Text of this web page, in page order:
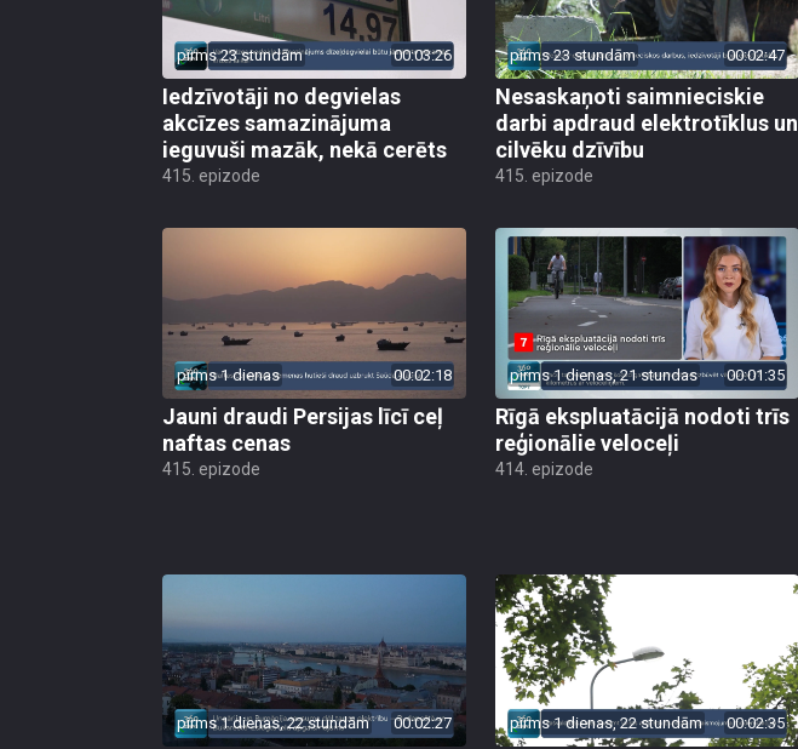
pirms 23 stundām 00:03:26
Iedzīvotāji no degvielas
akcīzes samazinājuma
ieguvuši mazāk, nekā cerēts
415. epizode
pirms 23 stundām 00:02:47
Nesaskaņoti saimnieciskie
darbi apdraud elektrotīklus un
cilvēku dzīvību
415. epizode
pirms 1 dienas 00:02:18
Jauni draudi Persijas līcī ceļ
naftas cenas
415. epizode
pirms 1 dienas, 21 stundas 00:01:35
Rīgā ekspluatācijā nodoti trīs
reģionālie veloceļi
414. epizode
pirms 1 dienas, 22 stundām 00:02:27 pirms 1 dienas, 22 stundām 00:02:35